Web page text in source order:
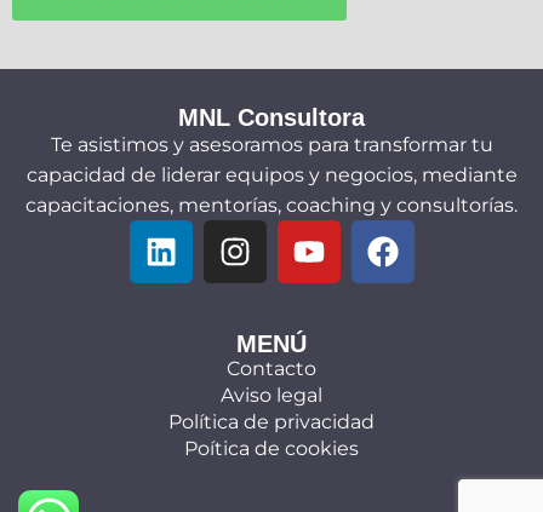
MNL Consultora
Te asistimos y asesoramos para transformar tu
capacidad de liderar equipos y negocios, mediante
capacitaciones, mentorías, coaching y consultorías.
MENÚ
Contacto
Aviso legal
Política de privacidad
Poítica de cookies